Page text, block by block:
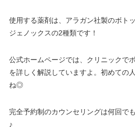
使用する薬剤は、アラガン社製のボト
ジェノックスの2種類です！
公式ホームページでは、クリニックで
を詳しく解説していますよ。初めての
ね◎
完全予約制のカウンセリングは何回で
♪